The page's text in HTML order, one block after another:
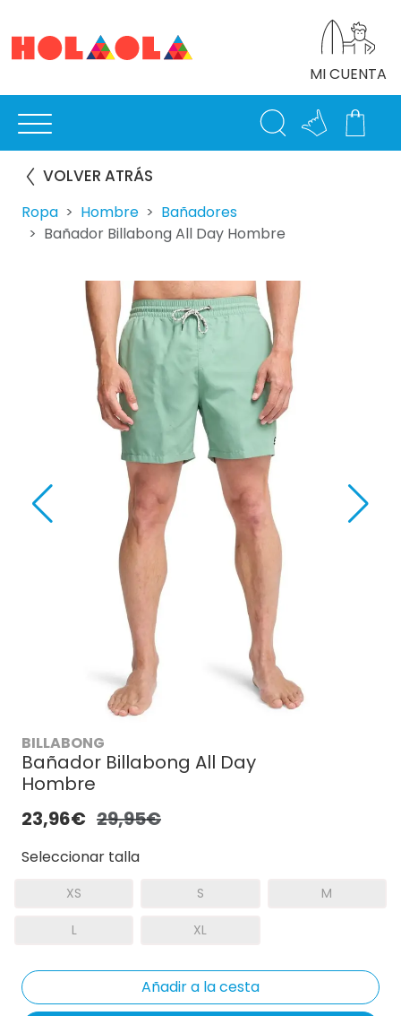
MI CUENTA
VOLVER ATRÁS
Ropa Hombre
Bañadores
Bañador Billabong All Day Hombre
BILLABONG
Bañador Billabong All Day
Hombre
23,96€ 29,95€
Seleccionar talla
XS S M
L XL